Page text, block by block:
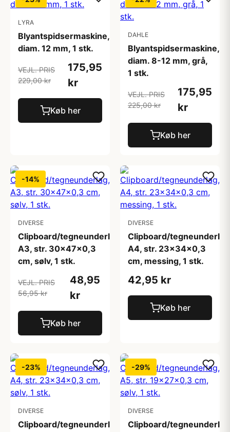
LYRA
Blyantspidsermaskine,
diam. 12 mm, 1 stk.
VEJL. PRIS
229,00 kr
175,95
kr
Køb her
DAHLE
Blyantspidsermaskine,
diam. 8-12 mm, grå,
1 stk.
VEJL. PRIS
225,00 kr
175,95
kr
Køb her
-14%
DIVERSE
Clipboard/tegneunderlag,
A3, str. 30x47x0,3
cm, sølv, 1 stk.
VEJL. PRIS
56,95 kr
48,95
kr
Køb her
DIVERSE
Clipboard/
A4, str. 23x34x0,3
cm, messing, 1 stk.
42,95 kr
Køb her
-23%
DIVERSE
Clipboard/tegneunderlag,
-29%
DIVERSE
Clipboard/